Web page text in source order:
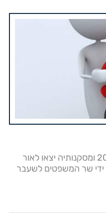
ועדת שיפמן כונסה בשנת 2006 ומסקנותיה יצאו לאור
על ידי שר המשפטים לשעבר